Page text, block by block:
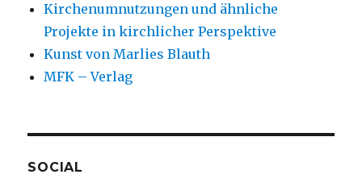
Kirchenumnutzungen und ähnliche
Projekte in kirchlicher Perspektive
Kunst von Marlies Blauth
MFK – Verlag
SOCIAL